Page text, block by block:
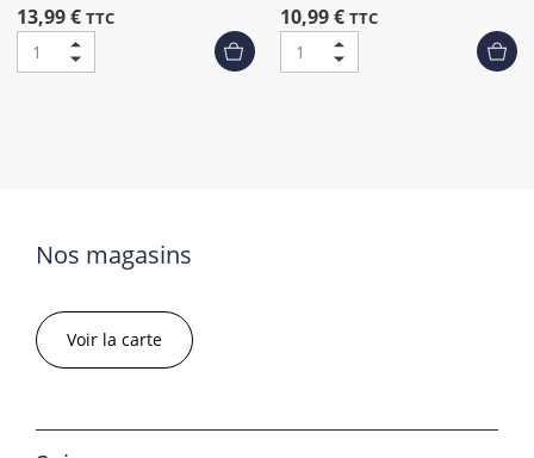
13,99 € TTC 10,99 € TTC
Nos magasins
Voir la carte